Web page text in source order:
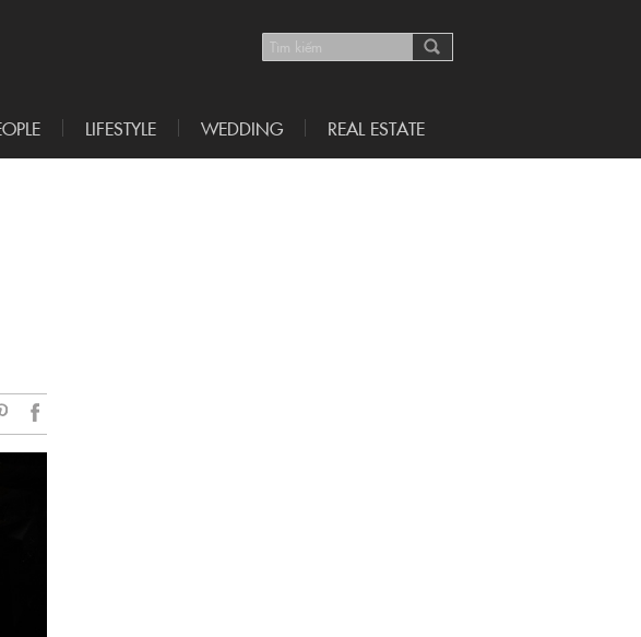
LIFESTYLE WEDDING REAL ESTATE